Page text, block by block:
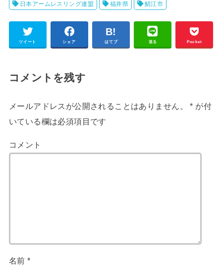
日本アームレスリング連盟 福井県 鯖江市
ツイート シェア はてブ 送る Pocket
コメントを残す
メールアドレスが公開されることはありません。 * が付
いている欄は必須項目です
コメント
名前*